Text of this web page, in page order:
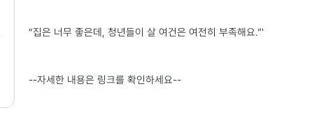
“집은 너무 좋은데, 청년들이 살 여건은 여전히 부족해요.”'
--자세한 내용은 링크를 확인하세요--